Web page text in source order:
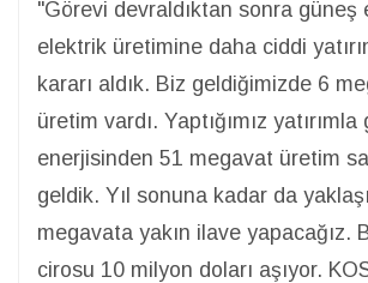
"Görevi devraldıktan sonra güneş
elektrik üretimine daha ciddi
kararı aldık. Biz geldiğimizde 6
üretim vardı. Yaptığımız yatırımla
enerjisinden 51 megavat üretim
geldik. Yıl sonuna kadar da
megavata yakın ilave yapacağız.
cirosu 10 milyon doları aşıyor.